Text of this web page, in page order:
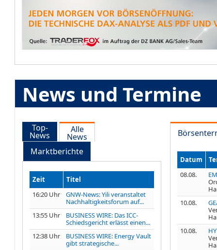
News und Termine
Top-
News
Alle
News
Marktberichte
Zeit
Titel
16:20 Uhr
GNW-News: Yili veranstaltet
Nachhaltigkeitsforum auf...
13:55 Uhr
BUSINESS WIRE: Das ICC-
Schiedsgericht erlässt einen...
12:38 Uhr
BUSINESS WIRE: Energy Vault
gibt strategische...
Datum
08.08.
10.08.
10.08.